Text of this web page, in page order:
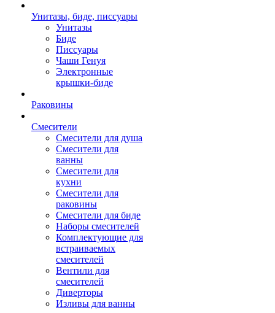
Унитазы, биде, писсуары
Унитазы
Биде
Писсуары
Чаши Генуя
Электронные
крышки-биде
Раковины
Смесители
Смесители для душа
Смесители для
ванны
Смесители для
кухни
Смесители для
раковины
Смесители для биде
Наборы смесителей
Комплектующие для
встраиваемых
смесителей
Вентили для
смесителей
Диверторы
Изливы для ванны